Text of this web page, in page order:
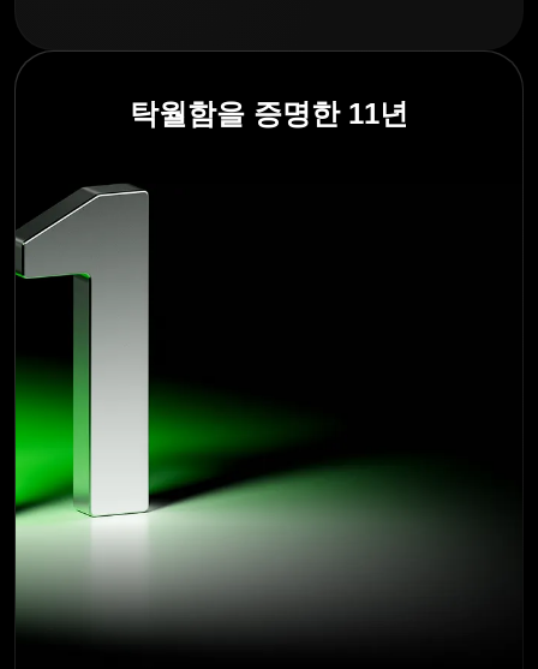
탁월함을 증명한 11년